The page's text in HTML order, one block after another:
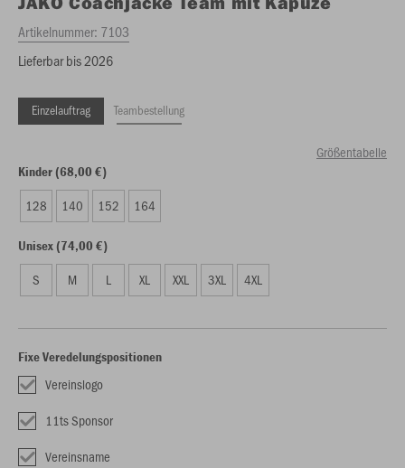
Artikelnummer: 7103
Lieferbar bis 2026
Einzelauftrag Teambestellung
Größentabelle
Kinder (68,00 €)
128 140 152 164
Unisex (74,00 €)
S M L XL XXL 3XL 4XL
Fixe Veredelungspositionen
Vereinslogo
11ts Sponsor
Vereinsname